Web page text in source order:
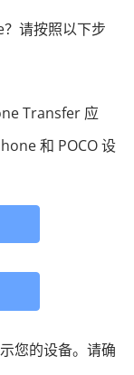
请按照以下步
Transfer 应
和 POCO 设
您的设备。请确